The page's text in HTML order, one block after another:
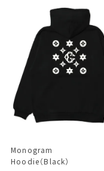
Monogram
Hoodie（Black）